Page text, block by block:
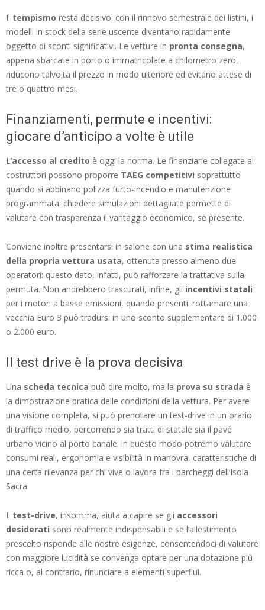
Il tempismo resta decisivo: con il rinnovo semestrale dei listini, i
modelli in stock della serie uscente diventano rapidamente
oggetto di sconti significativi. Le vetture in pronta consegna,
appena sbarcate in porto o immatricolate a chilometro zero,
riducono talvolta il prezzo in modo ulteriore ed evitano attese di
tre o quattro mesi.
Finanziamenti, permute e incentivi:
giocare d’anticipo a volte è utile
L’accesso al credito è oggi la norma. Le finanziarie collegate ai
costruttori possono proporre TAEG competitivi soprattutto
quando si abbinano polizza furto-incendio e manutenzione
programmata: chiedere simulazioni dettagliate permette di
valutare con trasparenza il vantaggio economico, se presente.
Conviene inoltre presentarsi in salone con una stima realistica
della propria vettura usata, ottenuta presso almeno due
operatori: questo dato, infatti, può rafforzare la trattativa sulla
permuta. Non andrebbero trascurati, infine, gli incentivi statali
per i motori a basse emissioni, quando presenti: rottamare una
vecchia Euro 3 può tradursi in uno sconto supplementare di 1.000
o 2.000 euro.
Il test drive è la prova decisiva
Una scheda tecnica può dire molto, ma la prova su strada è
la dimostrazione pratica delle condizioni della vettura. Per avere
una visione completa, si può prenotare un test-drive in un orario
di traffico medio, percorrendo sia tratti di statale sia il pavé
urbano vicino al porto canale: in questo modo potremo valutare
consumi reali, ergonomia e visibilità in manovra, caratteristiche di
una certa rilevanza per chi vive o lavora fra i parcheggi dell’Isola
Sacra.
Il test-drive, insomma, aiuta a capire se gli accessori
desiderati sono realmente indispensabili e se l’allestimento
prescelto risponde alle nostre esigenze, consentendoci di valutare
con maggiore lucidità se convenga optare per una dotazione più
ricca o, al contrario, rinunciare a elementi superflui.